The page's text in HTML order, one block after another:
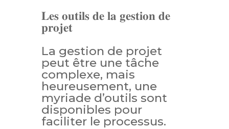
𝐋𝐞𝐬 𝐨𝐮𝐭𝐢𝐥𝐬 𝐝𝐞 𝐥𝐚 𝐠𝐞𝐬𝐭𝐢𝐨𝐧 𝐝𝐞
𝐩𝐫𝐨𝐣𝐞𝐭
La gestion de projet
peut être une tâche
complexe, mais
heureusement, une
myriade d’outils sont
disponibles pour
faciliter le processus.